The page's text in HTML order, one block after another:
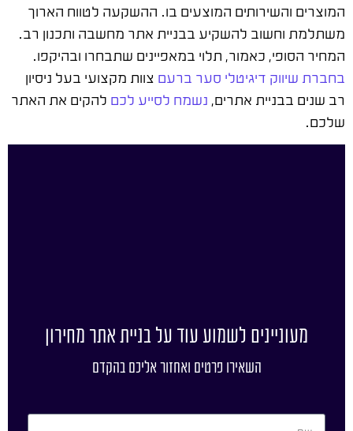
המוצרים והשירותים המוצעים בו. ההשקעה לטווח הארוך
משתלמת וחשוב להשקיע בבניית אתר מחשבה ותכנון רב.
המחיר הסופי, כאמור, תלוי במאפיינים שתבחרו ובהיקפו.
בחברת שיווק דיגיטלי סער ברעם צוות מקצועי בעל ניסיון
רב שנים בבניית אתרים,נשמח לסייע לכם להקים את האתר
שלכם.
מעוניינים לשמוע עוד על בניית אתר מחירון
השאירו פרטים ואחזור אליכם בהקדם